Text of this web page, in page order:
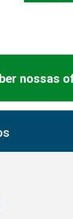
nossas